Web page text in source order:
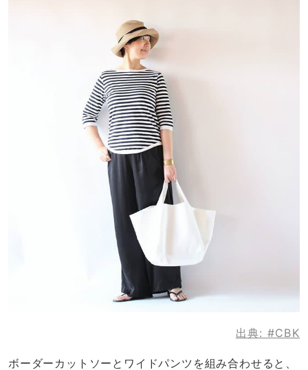
出典: #CBK
ボーダーカットソーとワイドパンツを組み合わせると、